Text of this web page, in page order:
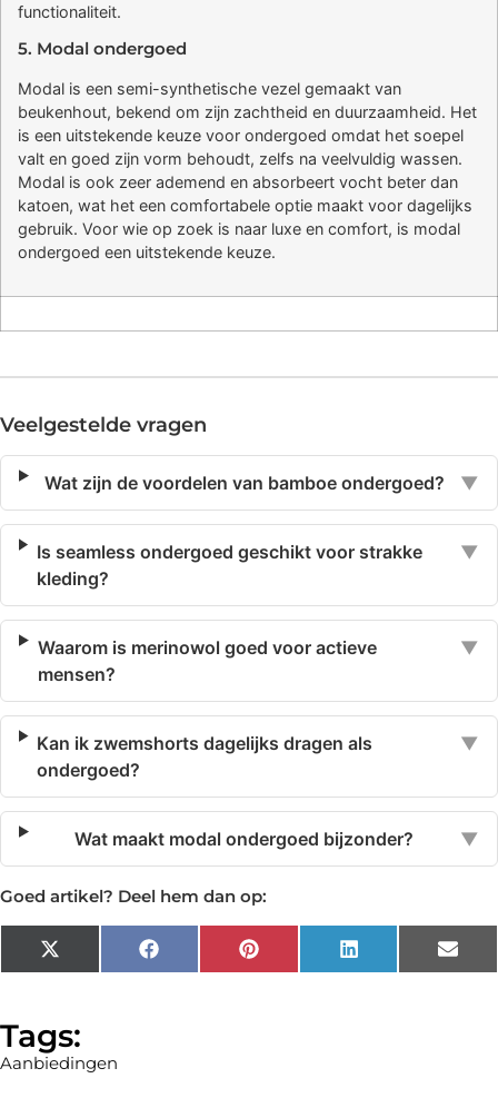
functionaliteit.
5. Modal ondergoed
Modal is een semi-synthetische vezel gemaakt van
beukenhout, bekend om zijn zachtheid en duurzaamheid. Het
is een uitstekende keuze voor ondergoed omdat het soepel
valt en goed zijn vorm behoudt, zelfs na veelvuldig wassen.
Modal is ook zeer ademend en absorbeert vocht beter dan
katoen, wat het een comfortabele optie maakt voor dagelijks
gebruik. Voor wie op zoek is naar luxe en comfort, is modal
ondergoed een uitstekende keuze.
Veelgestelde vragen
Wat zijn de voordelen van bamboe ondergoed? ▼
Is seamless ondergoed geschikt voor strakke
kleding?
▼
Waarom is merinowol goed voor actieve
mensen?
▼
Kan ik zwemshorts dagelijks dragen als
ondergoed?
▼
Wat maakt modal ondergoed bijzonder? ▼
Goed artikel? Deel hem dan op:
X
(Twitter)
Facebook Pinterest LinkedIn
Tags:
Aanbiedingen